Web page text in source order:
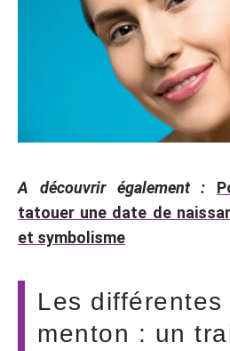
A découvrir également :
tatouer une date de
et symbolisme
Les différentes
menton : un